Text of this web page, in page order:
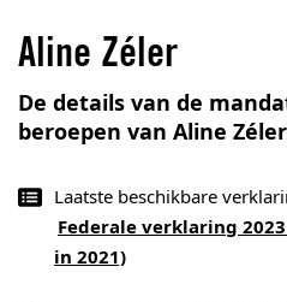
Aline Zéler
De details van de
beroepen van Aline Zéler
Laatste beschikbare
Federale verklaring
in 2021)